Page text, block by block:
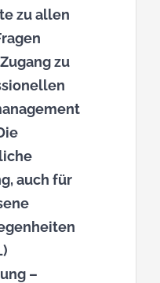
zu allen
zu
auch für
–